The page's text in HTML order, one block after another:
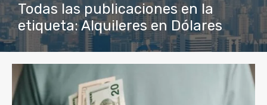
Todas las publicaciones en la
etiqueta: Alquileres en Dólares